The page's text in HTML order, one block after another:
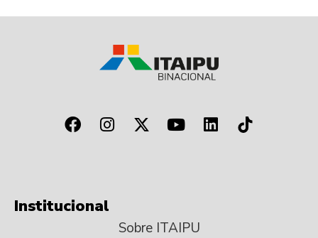
Institucional
Sobre ITAIPU